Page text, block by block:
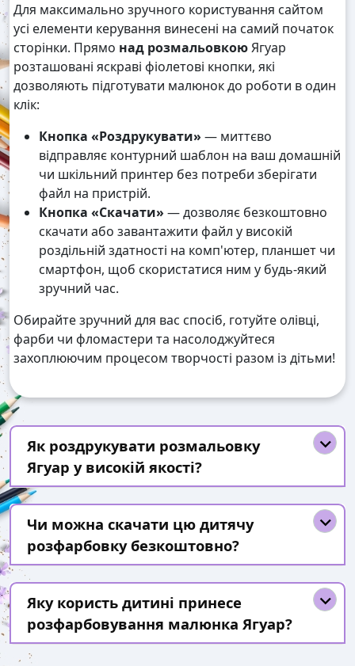
Для максимально зручного користування сайтом
усі елементи керування винесені на самий початок
сторінки. Прямо над розмальовкоюЯгуар
розташовані яскраві фіолетові кнопки, які
дозволяють підготувати малюнок до роботи в один
клік:
Кнопка «Роздрукувати» — миттєво
відправляє контурний шаблон на ваш домашній
чи шкільний принтер без потреби зберігати
файл на пристрій.
Кнопка «Скачати» — дозволяє безкоштовно
скачати або завантажити файл у високій
роздільній здатності на комп'ютер, планшет чи
смартфон, щоб скористатися ним у будь-який
зручний час.
Обирайте зручний для вас спосіб, готуйте олівці,
фарби чи фломастери та насолоджуйтеся
захоплюючим процесом творчості разом із дітьми!
Як роздрукувати розмальовку
Ягуар у високій якості?
Чи можна скачати цю дитячу
розфарбовку безкоштовно?
Яку користь дитині принесе
розфарбовування малюнка Ягуар?